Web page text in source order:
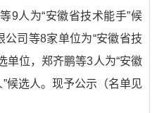
9人为“安徽省技术能手”候
司等8家单位为“安徽省技
单位，郑齐鹏等3人为“安徽
候选人。现予公示（名单见